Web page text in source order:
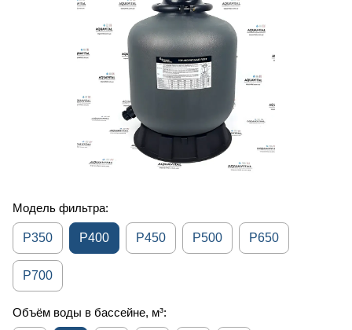
Модель фильтра:
P350 P400 P450 P500 P650
P700
Объём воды в бассейне, м³: